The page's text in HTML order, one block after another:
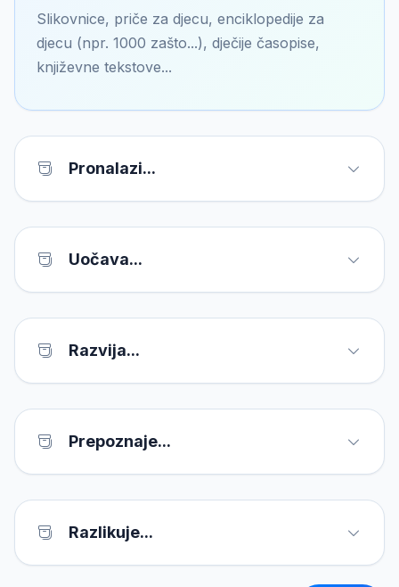
Slikovnice, priče za djecu, enciklopedije za
djecu (npr. 1000 zašto...), dječije časopise,
književne tekstove...
Pronalazi...
Uočava...
Razvija...
Prepoznaje...
Razlikuje...